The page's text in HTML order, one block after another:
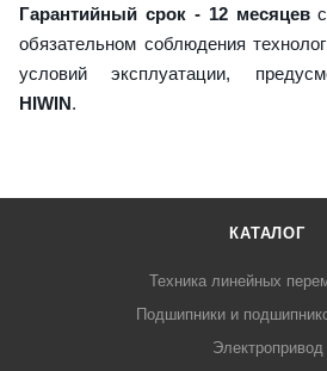
Гарантийный срок - 12 месяцевс
обязательном соблюдения
условий эксплуатации,
HIWIN.
КАТАЛОГ
Техника линейных
Подшипники и
Электропривод